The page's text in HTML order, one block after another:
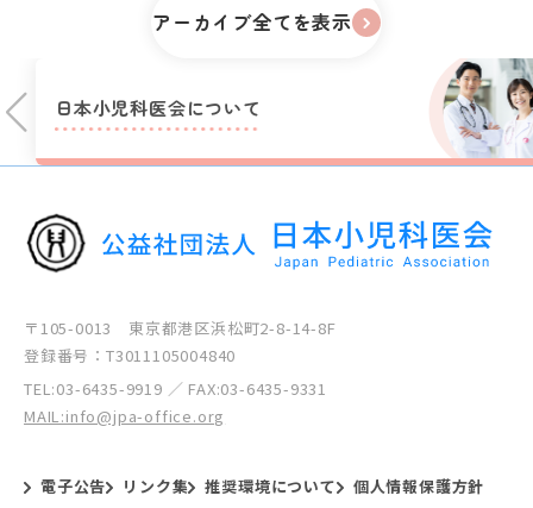
アーカイブ全てを表示
日本小児科医会について
〒105-0013 東京都港区浜松町2-8-14-8F
登録番号：T3011105004840
TEL:03-6435-9919 ／ FAX:03-6435-9331
MAIL:info@jpa-office.org
電子公告 リンク集 推奨環境について 個人情報保護方針